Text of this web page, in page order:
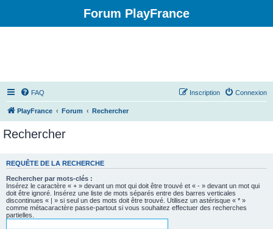
Forum PlayFrance
FAQ Connexion
Inscription
PlayFrance Forum Rechercher
Rechercher
REQUÊTE DE LA RECHERCHE
Rechercher par mots-clés :
Insérez le caractère « + » devant un mot qui doit être trouvé et « - » devant un mot qui
doit être ignoré. Insérez une liste de mots séparés entre des barres verticales
discontinues « | » si seul un des mots doit être trouvé. Utilisez un astérisque « * »
comme métacaractère passe-partout si vous souhaitez effectuer des recherches
partielles.